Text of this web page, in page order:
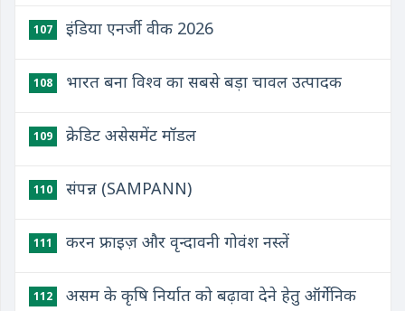
107 इंडिया एनर्जी वीक 2026
108 भारत बना विश्व का सबसे बड़ा चावल उत्पादक
109 क्रेडिट असेसमेंट मॉडल
110 संपन्न (SAMPANN)
111 करन फ्राइज़ और वृन्दावनी गोवंश नस्लें
112
असम के कृषि निर्यात को बढ़ावा देने हेतु ऑर्गेनिक